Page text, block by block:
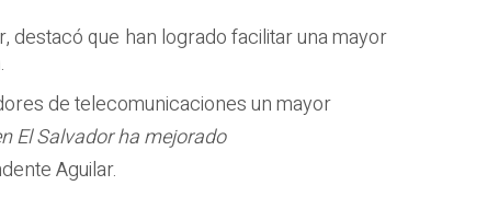
destacó que han logrado facilitar una mayor
de telecomunicaciones un mayor
El Salvador ha mejorado
Aguilar.